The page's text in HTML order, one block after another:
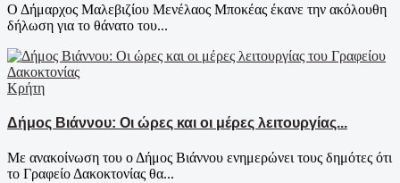
Ο Δήμαρχος Μαλεβιζίου Μενέλαος Μποκέας έκανε την ακόλουθη
δήλωση για το θάνατο του...
Κρήτη
Δήμος Βιάννου: Οι ώρες και οι μέρες λειτουργίας...
Με ανακοίνωση του ο Δήμος Βιάννου ενημερώνει τους δημότες ότι
το Γραφείο Δακοκτονίας θα...